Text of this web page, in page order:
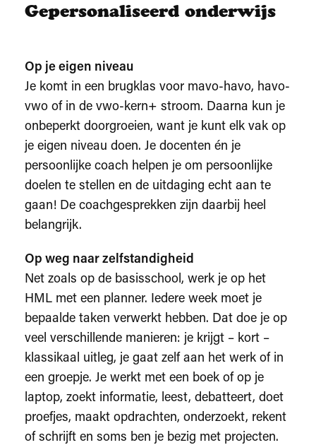
Gepersonaliseerd onderwijs
Op je eigen niveau
Je komt in een brugklas voor mavo-havo, havo-
vwo of in de vwo-kern+ stroom. Daarna kun je
onbeperkt doorgroeien, want je kunt elk vak op
je eigen niveau doen. Je docenten én je
persoonlijke coach helpen je om persoonlijke
doelen te stellen en de uitdaging echt aan te
gaan! De coachgesprekken zijn daarbij heel
belangrijk.
Op weg naar zelfstandigheid
Net zoals op de basisschool, werk je op het
HML met een planner. Iedere week moet je
bepaalde taken verwerkt hebben. Dat doe je op
veel verschillende manieren: je krijgt – kort –
klassikaal uitleg, je gaat zelf aan het werk of in
een groepje. Je werkt met een boek of op je
laptop, zoekt informatie, leest, debatteert, doet
proefjes, maakt opdrachten, onderzoekt, rekent
of schrijft en soms ben je bezig met projecten.